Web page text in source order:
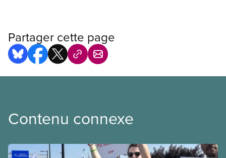
Partager cette page
Contenu connexe